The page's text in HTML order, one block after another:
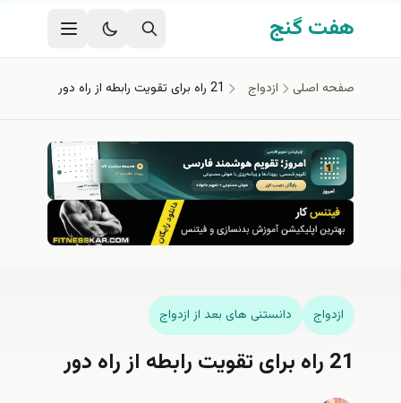
رفتن به محتوای اصلی
هفت گنج
صفحه اصلی ازدواج 21 راه برای تقویت رابطه از راه دور
ازدواج دانستنی های بعد از ازدواج
21 راه برای تقویت رابطه از راه دور